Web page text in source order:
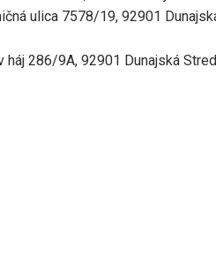
ulica 7578/19, 92901
háj 286/9A, 92901 Dunajská